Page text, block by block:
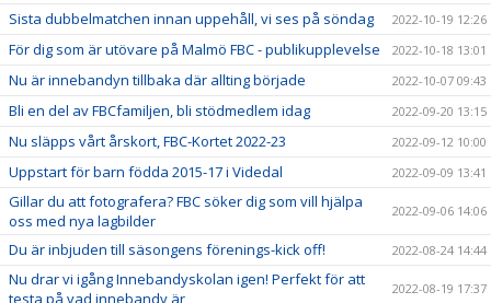
Sista dubbelmatchen innan uppehåll, vi ses på söndag 2022-10-19 12:26
För dig som är utövare på Malmö FBC - publikupplevelse 2022-10-18 13:01
Nu är innebandyn tillbaka där allting började 2022-10-07 09:43
Bli en del av FBCfamiljen, bli stödmedlem idag 2022-09-20 13:15
Nu släpps vårt årskort, FBC-Kortet 2022-23 2022-09-12 10:00
Uppstart för barn födda 2015-17 i Videdal 2022-09-09 13:41
Gillar du att fotografera? FBC söker dig som vill hjälpa
oss med nya lagbilder
2022-09-06 14:06
Du är inbjuden till säsongens förenings-kick off! 2022-08-24 14:44
Nu drar vi igång Innebandyskolan igen! Perfekt för att
testa på vad innebandy är
2022-08-19 17:37